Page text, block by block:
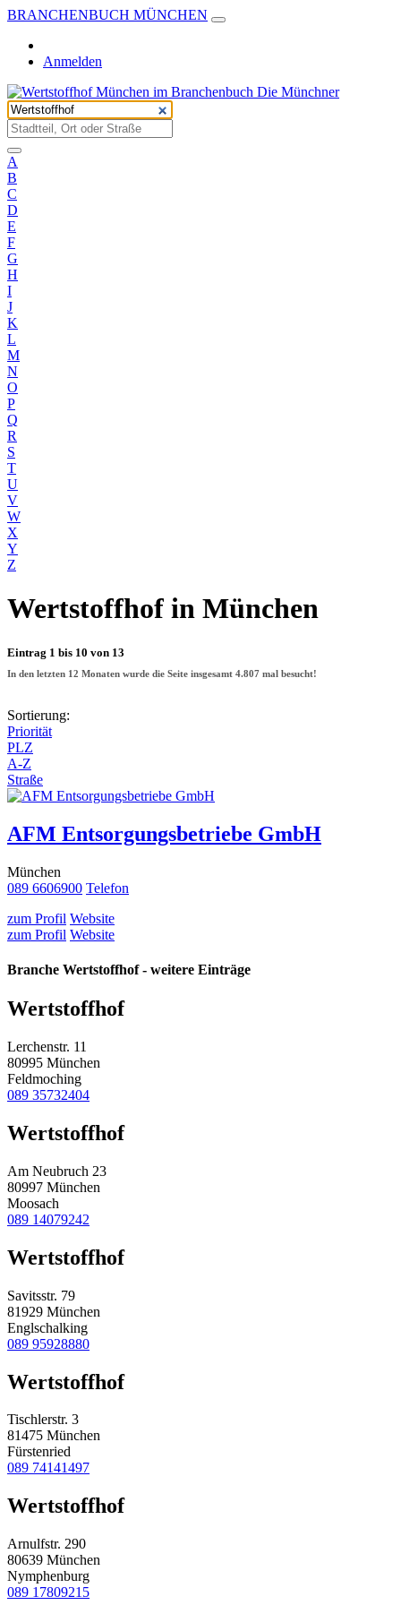
BRANCHENBUCH MÜNCHEN
Anmelden
A
B
C
D
E
F
G
H
I
J
K
L
M
N
O
P
Q
R
S
T
U
V
W
X
Y
Z
Wertstoffhof in München
Eintrag 1 bis 10 von 13
In den letzten 12 Monaten wurde die Seite insgesamt 4.807 mal besucht!
Sortierung:
Priorität
PLZ
A-Z
Straße
AFM Entsorgungsbetriebe GmbH
München
089 6606900 Telefon
zum Profil Website
zum Profil Website
Branche Wertstoffhof - weitere Einträge
Wertstoffhof
Lerchenstr. 11
80995 München
Feldmoching
089 35732404
Wertstoffhof
Am Neubruch 23
80997 München
Moosach
089 14079242
Wertstoffhof
Savitsstr. 79
81929 München
Englschalking
089 95928880
Wertstoffhof
Tischlerstr. 3
81475 München
Fürstenried
089 74141497
Wertstoffhof
Arnulfstr. 290
80639 München
Nymphenburg
089 17809215